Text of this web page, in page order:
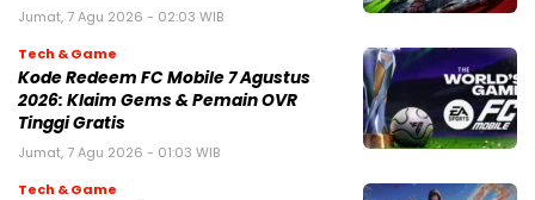
Jumat, 7 Agu 2026 - 02:03 WIB
Tech & Game
Kode Redeem FC Mobile 7 Agustus
2026: Klaim Gems & Pemain OVR
Tinggi Gratis
Jumat, 7 Agu 2026 - 01:03 WIB
Tech & Game